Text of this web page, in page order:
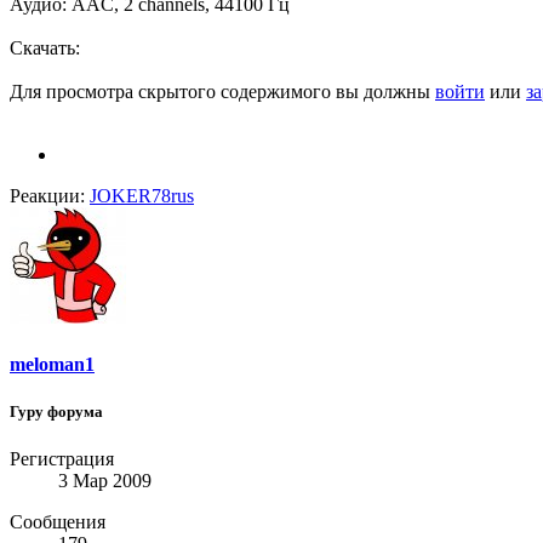
Скачать:
Для просмотра скрытого содержимого вы должны войти или
Реакции: JOKER78rus
meloman1
Гуру форума
Регистрация
3 Мар 2009
Сообщения